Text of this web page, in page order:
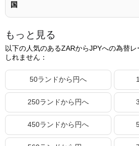
3000.18ランド
3000.20ランド
3000.21ランド
3000.22ランド
3000.23ランド
3000.24ランド
3000.25ランド
国
もっと見る
以下の人気のあるZARからJPYへの為替
しれません：
50ランドから円へ
250ランドから円へ
450ランドから円へ